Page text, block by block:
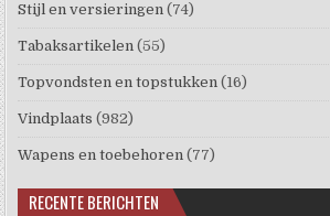
Stijl en versieringen (74)
Tabaksartikelen (55)
Topvondsten en topstukken (16)
Vindplaats (982)
Wapens en toebehoren (77)
RECENTE BERICHTEN